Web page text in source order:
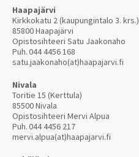
Haapajärvi
Kirkkokatu 2 (kaupungintalo 3. krs.)
85800 Haapajärvi
Opistosihteeri Satu Jaakonaho
Puh.044 4456 168
satu.jaakonaho(at)haapajarvi.fi
Nivala
Toritie 15 (Kerttula)
85500 Nivala
Opistosihteeri Mervi Alpua
Puh.044 4456 217
mervi.alpua(at)haapajarvi.fi